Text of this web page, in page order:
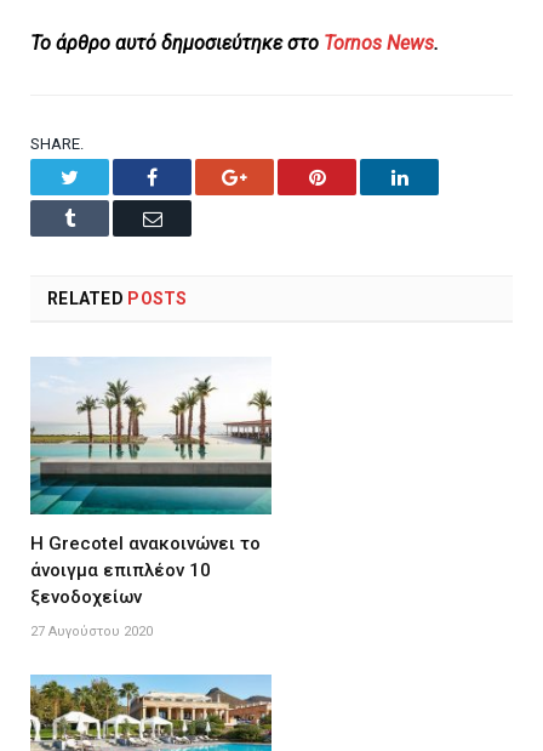
To άρθρο αυτό δημοσιεύτηκε στο Tornos News.
SHARE.
Facebook Google+ Pinterest LinkedIn
Tumblr Email
RELATED POSTS
Η Grecotel ανακοινώνει το
άνοιγμα επιπλέον 10
ξενοδοχείων
27 Αυγούστου 2020